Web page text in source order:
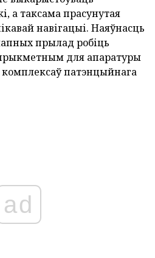
а таксама прасунутая
навігацыі. Наяўнасць
прылад робіць
для апаратуры
патэнцыйнага
ad